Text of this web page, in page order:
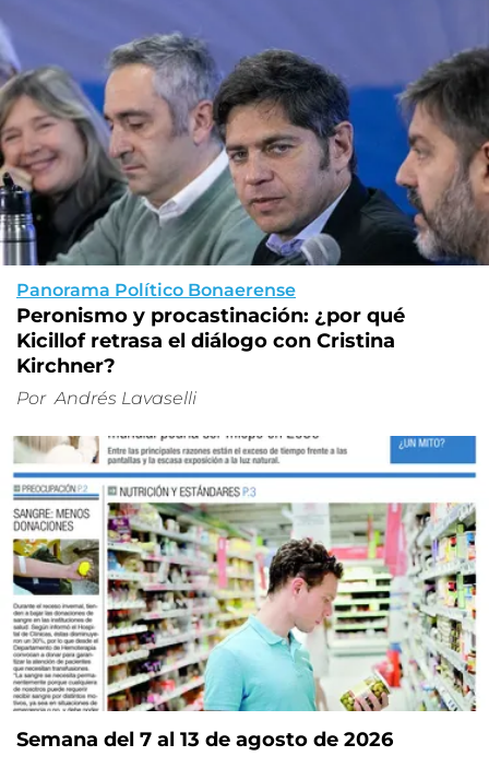
Panorama Político Bonaerense
Peronismo y procastinación: ¿por qué
Kicillof retrasa el diálogo con Cristina
Kirchner?
Por Andrés Lavaselli
Semana del 7 al 13 de agosto de 2026